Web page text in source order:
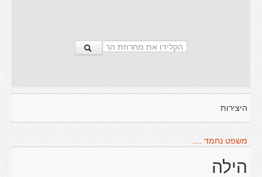
היצירות
משפט נחמד ....
הילה